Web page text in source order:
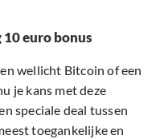
euro bonus
wellicht Bitcoin of een
je kans met deze
speciale deal tussen
toegankelijke en